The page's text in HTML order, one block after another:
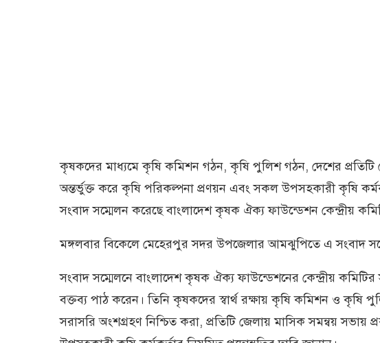
কৃষকদের মাধ্যমে কৃষি কমিশন গঠন, কৃষি পুলিশ গঠন, দেশের
অন্তর্ভুক্ত করে কৃষি পরিকল্পনা প্রণয়ন এবং সকল উপসহকারী কৃষি
সংবাদ সম্মেলন করেছে বাংলাদেশ কৃষক ঐক্য ফাউন্ডেশন কেন্দ্রীয়
মঙ্গলবার বিকেলে মেহেরপুর সদর উপজেলার আমঝুপিতে এ সংবাদ
সংবাদ সম্মেলনে বাংলাদেশ কৃষক ঐক্য ফাউন্ডেশনের কেন্দ্রীয়
বক্তব্য পাঠ করেন। তিনি কৃষকদের স্বার্থ রক্ষায় কৃষি কমিশন ও কৃষি
সরাসরি অংশগ্রহণ নিশ্চিত করা, প্রতিটি জেলায় মাসিক সমন্বয়